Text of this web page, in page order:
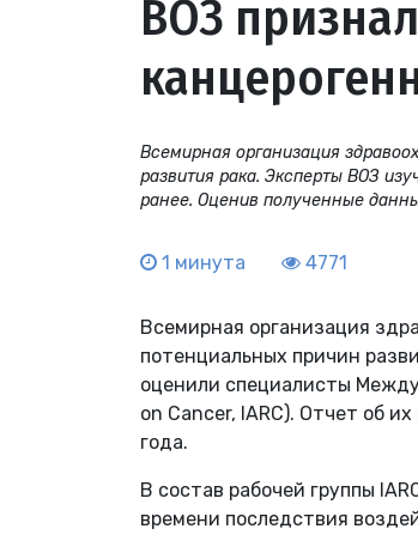
ВОЗ
Всемирная организация
развития рака. Эксперты ВОЗ
ранее. Оценив полученные
1 минута 4771
Всемирная организация
потенциальных причин
оценили специалисты
on Cancer, IARC). Отчет об
года.
В состав рабочей группы
времени последствия